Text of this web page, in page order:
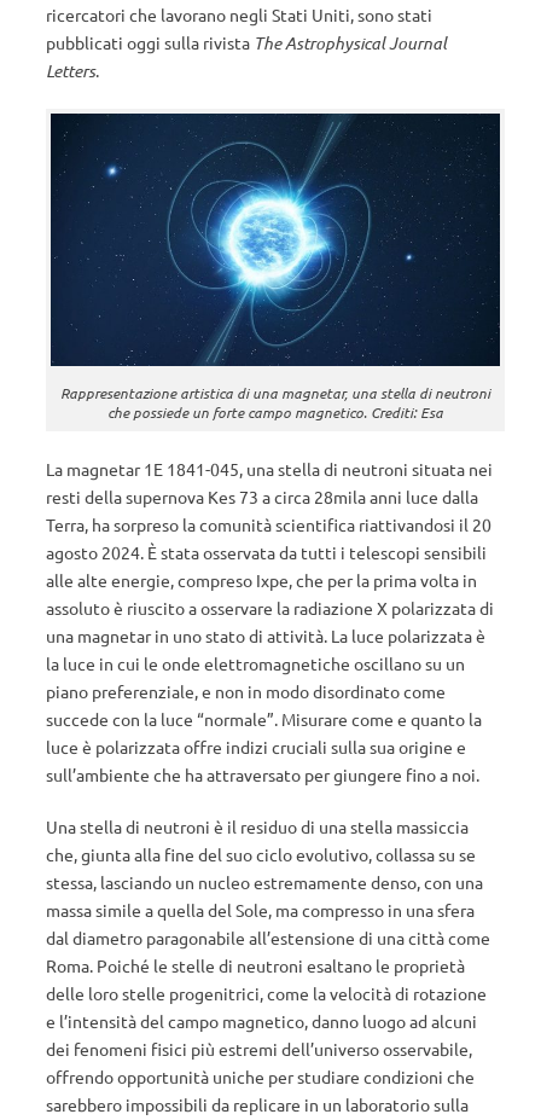
ricercatori che lavorano negli Stati Uniti, sono stati
pubblicati oggi sulla rivista The Astrophysical Journal
Letters.
Rappresentazione artistica di una magnetar, una stella di neutroni
che possiede un forte campo magnetico. Crediti: Esa
La magnetar 1E 1841-045, una stella di neutroni situata nei
resti della supernova Kes 73 a circa 28mila anni luce dalla
Terra, ha sorpreso la comunità scientifica riattivandosi il 20
agosto 2024. È stata osservata da tutti i telescopi sensibili
alle alte energie, compreso Ixpe, che per la prima volta in
assoluto è riuscito a osservare la radiazione X polarizzata di
una magnetar in uno stato di attività. La luce polarizzata è
la luce in cui le onde elettromagnetiche oscillano su un
piano preferenziale, e non in modo disordinato come
succede con la luce “normale”. Misurare come e quanto la
luce è polarizzata offre indizi cruciali sulla sua origine e
sull’ambiente che ha attraversato per giungere fino a noi.
Una stella di neutroni è il residuo di una stella massiccia
che, giunta alla fine del suo ciclo evolutivo, collassa su se
stessa, lasciando un nucleo estremamente denso, con una
massa simile a quella del Sole, ma compresso in una sfera
dal diametro paragonabile all’estensione di una città come
Roma. Poiché le stelle di neutroni esaltano le proprietà
delle loro stelle progenitrici, come la velocità di rotazione
e l’intensità del campo magnetico, danno luogo ad alcuni
dei fenomeni fisici più estremi dell’universo osservabile,
offrendo opportunità uniche per studiare condizioni che
sarebbero impossibili da replicare in un laboratorio sulla